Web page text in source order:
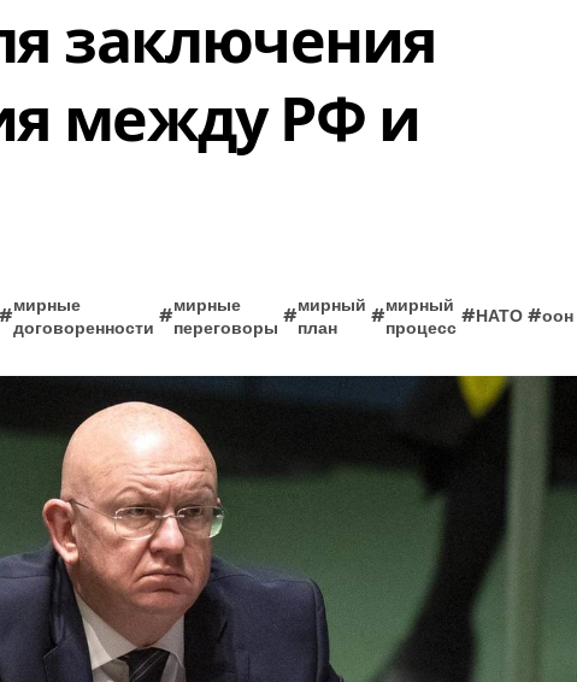
заключения
между РФ и
#
мирные
договоренности
#
мирные
переговоры
#
мирный
план
#
мирный
процесс
#НАТО #оон